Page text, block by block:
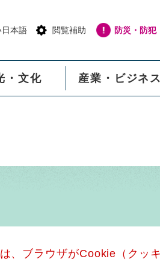
本語 閲覧補助 防災・防犯
・文化 産業・ビジネス
、ブラウザがCookie（クッ